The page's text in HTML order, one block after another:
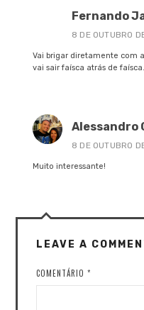
Fernando
8 DE OUTUBRO
Vai brigar diretamente com
vai sair faísca atrás de
Alessandro
8 DE OUTUBRO
Muito interessante!
LEAVE A
COMENTÁRIO*